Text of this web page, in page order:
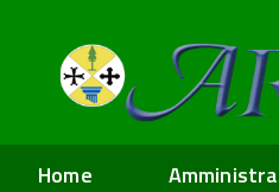
Home